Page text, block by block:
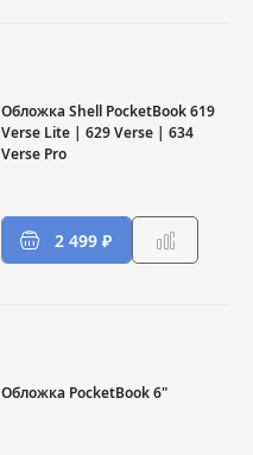
Обложка Shell PocketBook 619
Verse Lite | 629 Verse | 634
Verse Pro
2 499 ₽
Обложка PocketBook 6"